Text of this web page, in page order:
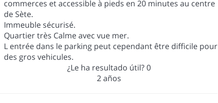
commerces et accessible à pieds en 20 minutes au centre
de Sète.
Immeuble sécurisé.
Quartier très Calme avec vue mer.
L entrée dans le parking peut cependant être difficile pour
des gros vehicules.
¿Le ha resultado útil?0
2 años